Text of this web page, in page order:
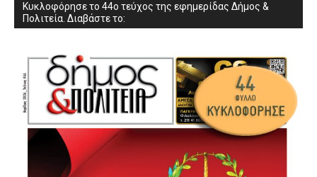
Κυκλοφόρησε το 44ο τεύχος της εφημερίδας Δήμος &
Πολιτεία. Διαβάστε το: